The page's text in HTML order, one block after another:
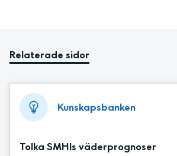
Relaterade sidor
Kunskapsbanken
Tolka SMHIs väderprognoser